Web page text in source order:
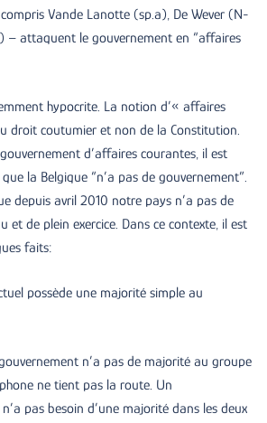
Vande Lanotte (sp.a), De Wever (N-
– attaquent le gouvernement en “affaires
hypocrite. La notion d’« affaires
droit coutumier et non de la Constitution.
d’affaires courantes, il est
la Belgique “n’a pas de gouvernement”.
depuis avril 2010 notre pays n’a pas de
et de plein exercice. Dans ce contexte, il est
faits:
possède une majorité simple au
n’a pas de majorité au groupe
ne tient pas la route. Un
pas besoin d’une majorité dans les deux